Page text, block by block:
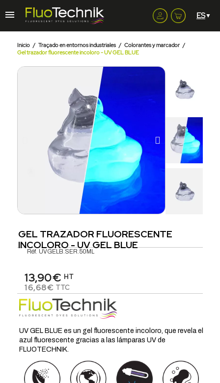
Inicio Traçado en entornos industriales
Colorantes y marcador
Gel trazador fluorescente incoloro - UV GEL BLUE
GEL TRAZADOR FLUORESCENTE
INCOLORO - UV GEL BLUE
Réf. UVGELB.SER.50ML
13,90€ HT
16,68€ TTC
UV GEL BLUE es un gel fluorescente incoloro, que revela el
azul fluorescente gracias a las lámparas UV de
FLUOTECHNIK.